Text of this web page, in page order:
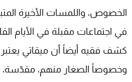
الخصوص، واللمسات الأخيرة
في اجتماعات مقبلة في الأيام
كشف فقيه أيضاً أن ميقاتي
وخصوصاً الصغار منهم،